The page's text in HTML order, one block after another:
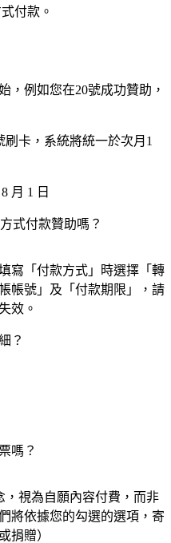
付款。
，例如您在20號成功贊助，
卡，系統將統一於次月1
月 1 日
式付款贊助嗎？
寫「付款方式」時選擇「轉
帳號」及「付款期限」，請
效。
？
嗎？
，視為自願內容付費，而非
將依據您的勾選的選項，寄
捐贈）